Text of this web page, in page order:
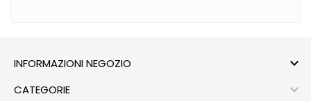
INFORMAZIONI NEGOZIO 
CATEGORIE 